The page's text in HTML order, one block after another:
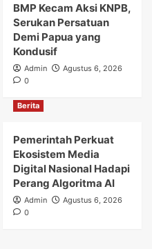
BMP Kecam Aksi KNPB,
Serukan Persatuan
Demi Papua yang
Kondusif
Admin
Agustus 6, 2026
0
Berita
Pemerintah Perkuat
Ekosistem Media
Digital Nasional Hadapi
Perang Algoritma AI
Admin
Agustus 6, 2026
0